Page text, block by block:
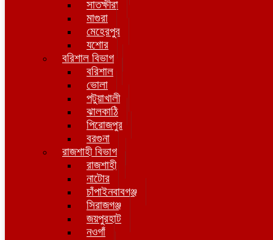
সাতক্ষীরা
মাগুরা
মেহেরপুর
যশোর
বরিশাল বিভাগ
বরিশাল
ভোলা
পটুয়াখালী
ঝালকাঠি
পিরোজপুর
বরগুনা
রাজশাহী বিভাগ
রাজশাহী
নাটোর
চাঁপাইনবাবগঞ্জ
সিরাজগঞ্জ
জয়পুরহাট
নওগাঁ